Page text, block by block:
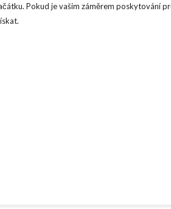
Pokud je vašim záměrem poskytování